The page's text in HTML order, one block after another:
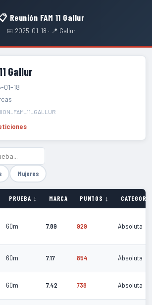
Reunión FAM 11 Gallur
📅 2025-01-18 · 📍 Gallur
Gallur
01-18
Mujeres
PRUEBA ↕ MARCA PUNTOS ↕
60m 7.89 929 Absoluta
60m 7.17 854 Absoluta
60m 7.42 738 Absoluta